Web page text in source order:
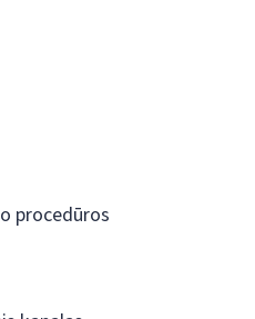
procedūros